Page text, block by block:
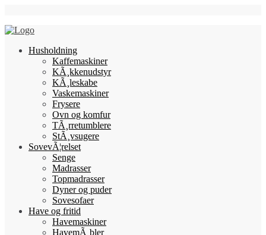
content
Husholdning
Kaffemaskiner
KÃ¸kkenudstyr
KÃ¸leskabe
Vaskemaskiner
Frysere
Ovn og komfur
TÃ¸rretumblere
StÃ¸vsugere
SovevÃ¦relset
Senge
Madrasser
Topmadrasser
Dyner og puder
Sovesofaer
Have og fritid
Havemaskiner
HavemÃ¸bler